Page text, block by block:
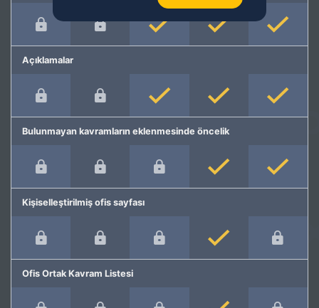
Açıklamalar
Bulunmayan kavramların eklenmesinde öncelik
Kişiselleştirilmiş ofis sayfası
Ofis Ortak Kavram Listesi